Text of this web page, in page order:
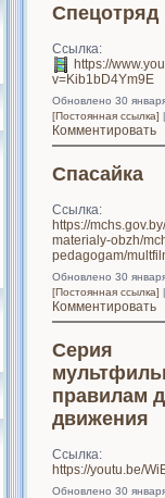
Спецотряд
Ссылка:
https://
v=Kib1bD4Ym9E
Обновлено 30
[Постоянная ссылка]
Комментировать
Спасайка
Ссылка:
https://
materialy-obzh/
pedagogam/
Обновлено 30
[Постоянная ссылка]
Комментировать
Серия
правилам
движения
Ссылка:
https://youtu.be/
Обновлено 30